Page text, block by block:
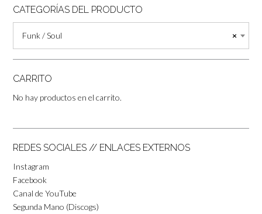
CATEGORÍAS DEL PRODUCTO
×
Funk / Soul
CARRITO
No hay productos en el carrito.
REDES SOCIALES // ENLACES EXTERNOS
Instagram
Facebook
Canal de YouTube
Segunda Mano (Discogs)